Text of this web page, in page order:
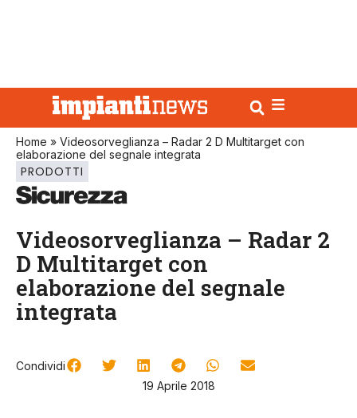
Home » Videosorveglianza – Radar 2 D Multitarget con
elaborazione del segnale integrata
PRODOTTI
Videosorveglianza – Radar 2
D Multitarget con
elaborazione del segnale
integrata
Condividi
19 Aprile 2018